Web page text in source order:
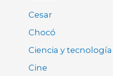
Cesar
Chocó
Ciencia y tecnología
Cine